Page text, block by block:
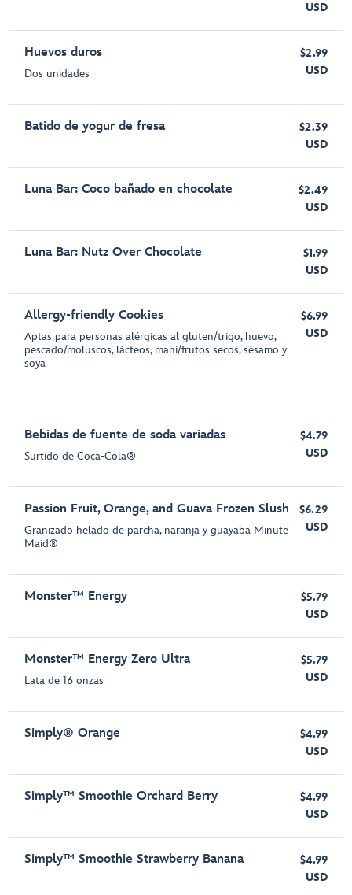
USD
Huevos duros
Dos unidades
$2.99
USD
Batido de yogur de fresa
$2.39
USD
Luna Bar: Coco bañado en chocolate
$2.49
USD
Luna Bar: Nutz Over Chocolate
$1.99
USD
Allergy-friendly Cookies
Aptas para personas alérgicas al gluten/trigo, huevo,
pescado/moluscos, lácteos, maní/frutos secos, sésamo y
soya
$6.99
USD
Bebidas de fuente de soda variadas
Surtido de Coca-Cola®
$4.79
USD
Passion Fruit, Orange, and Guava Frozen Slush
Granizado helado de parcha, naranja y guayaba Minute
Maid®
$6.29
USD
Monster™ Energy
$5.79
USD
Monster™ Energy Zero Ultra
Lata de 16 onzas
$5.79
USD
Simply® Orange
$4.99
USD
Simply™ Smoothie Orchard Berry
$4.99
USD
Simply™ Smoothie Strawberry Banana
$4.99
USD